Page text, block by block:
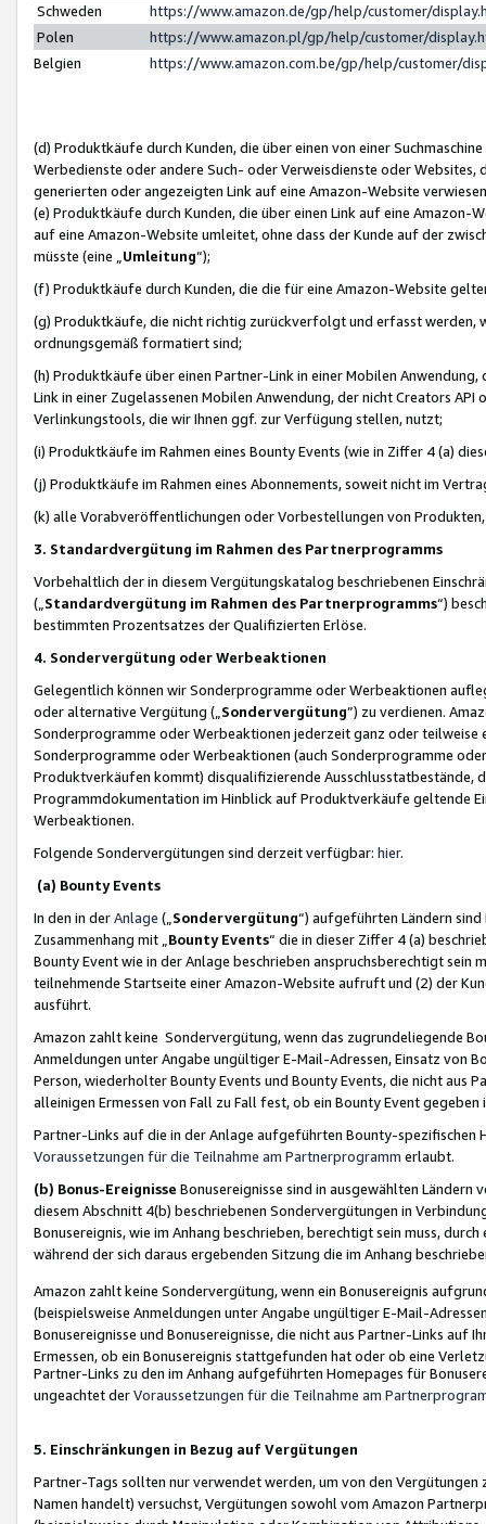
Schweden
https://www.amazon.de/gp/help/customer/
Polen
https://www.amazon.pl/gp/help/customer/
Belgien
https://www.amazon.com.be/gp/help/customer/
(d) Produktkäufe durch Kunden, die über einen von einer
Werbedienste oder andere Such- oder Verweisdienste oder Websites,
generierten oder angezeigten Link auf eine Amazon-Website
(e) Produktkäufe durch Kunden, die über einen Link auf eine
auf eine Amazon-Website umleitet, ohne dass der Kunde auf der
müsste (eine „ Umleitung“);
(f) Produktkäufe durch Kunden, die die für eine Amazon-Website
(g) Produktkäufe, die nicht richtig zurückverfolgt und erfasst werden,
ordnungsgemäß formatiert sind;
(h) Produktkäufe über einen Partner-Link in einer Mobilen
Link in einer Zugelassenen Mobilen Anwendung, der nicht Creators
Verlinkungstools, die wir Ihnen ggf. zur Verfügung stellen, nutzt;
(i) Produktkäufe im Rahmen eines Bounty Events (wie in Ziffer 4 (a)
(j) Produktkäufe im Rahmen eines Abonnements, soweit nicht im
(k) alle Vorabveröffentlichungen oder Vorbestellungen von
3. Standardvergütung im Rahmen des Partnerprogramms
Vorbehaltlich der in diesem Vergütungskatalog beschriebenen
(„ Standardvergütung im Rahmen des Partnerprogramms“)
bestimmten Prozentsatzes der Qualifizierten Erlöse.
4. Sondervergütung oder Werbeaktionen
Gelegentlich können wir Sonderprogramme oder Werbeaktionen
oder alternative Vergütung („ Sondervergütung”) zu verdienen.
Sonderprogramme oder Werbeaktionen jederzeit ganz oder
Sonderprogramme oder Werbeaktionen (auch Sonderprogramme
Produktverkäufen kommt) disqualifizierende Ausschlusstatbestände,
Programmdokumentation im Hinblick auf Produktverkäufe geltende
Werbeaktionen.
Folgende Sondervergütungen sind derzeit verfügbar: hier.
(a) Bounty Events
In den in derAnlage („ Sondervergütung“) aufgeführten Ländern
Zusammenhang mit „ Bounty Events“ die in dieser Ziffer 4 (a)
Bounty Event wie in der Anlage beschrieben anspruchsberechtigt sein
teilnehmende Startseite einer Amazon-Website aufruft und (2) der
ausführt.
Amazon zahlt keine Sondervergütung, wenn das zugrundeliegende
Anmeldungen unter Angabe ungültiger E-Mail-Adressen, Einsatz von
Person, wiederholter Bounty Events und Bounty Events, die nicht
alleinigen Ermessen von Fall zu Fall fest, ob ein Bounty Event
Partner-Links auf die in der Anlage aufgeführten Bounty-spezifischen
Voraussetzungen für die Teilnahme am Partnerprogramm erlaubt.
(b) Bonus-Ereignisse Bonusereignisse sind in ausgewählten Ländern
diesem Abschnitt 4(b) beschriebenen Sondervergütungen in
Bonusereignis, wie im Anhang beschrieben, berechtigt sein muss,
während der sich daraus ergebenden Sitzung die im Anhang
Amazon zahlt keine Sondervergütung, wenn ein Bonusereignis
(beispielsweise Anmeldungen unter Angabe ungültiger E-Mail-
Bonusereignisse und Bonusereignisse, die nicht aus Partner-Links auf
Ermessen, ob ein Bonusereignis stattgefunden hat oder ob eine
Partner-Links zu den im Anhang aufgeführten Homepages für
ungeachtet derVoraussetzungen für die Teilnahme am
5. Einschränkungen in Bezug auf Vergütungen
Partner-Tags sollten nur verwendet werden, um von den
Namen handelt) versuchst, Vergütungen sowohl vom Amazon